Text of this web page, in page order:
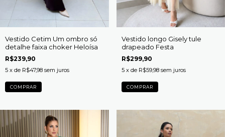
Vestido Cetim Um ombro só
detalhe faixa choker Heloísa
R$239,90
5 x de R$47,98 sem juros
COMPRAR
Vestido longo Gisely tule
drapeado Festa
R$299,90
5 x de R$59,98 sem juros
COMPRAR